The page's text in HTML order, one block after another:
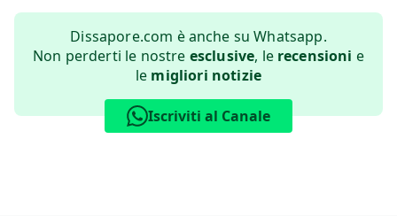
Dissapore.com è anche su Whatsapp.
Non perderti le nostre esclusive, le recensioni e
le migliori notizie
Iscriviti al Canale